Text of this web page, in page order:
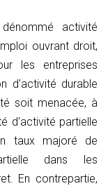
activité
ouvrant droit,
les entreprises
d'activité durable
soit menacée, à
d'activité partielle
taux majoré de
dans les
En contrepartie,